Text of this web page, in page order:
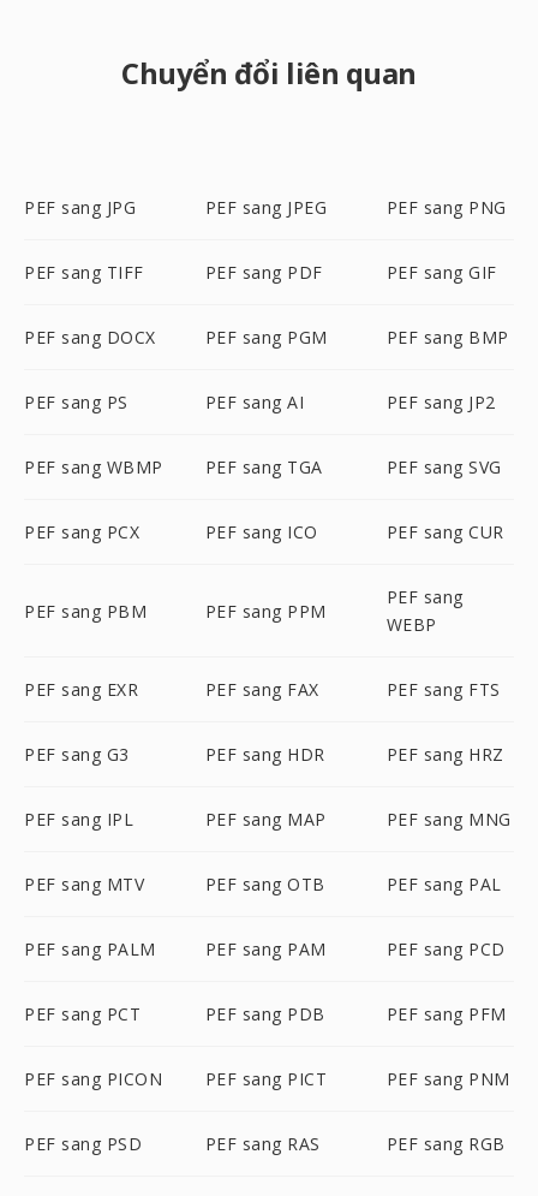
Chuyển đổi liên quan
PEF sang JPG PEF sang JPEG PEF sang PNG
PEF sang TIFF PEF sang PDF PEF sang GIF
PEF sang DOCX PEF sang PGM PEF sang BMP
PEF sang PS PEF sang AI PEF sang JP2
PEF sang WBMP PEF sang TGA PEF sang SVG
PEF sang PCX PEF sang ICO PEF sang CUR
PEF sang PBM PEF sang PPM
PEF sang
WEBP
PEF sang EXR PEF sang FAX PEF sang FTS
PEF sang G3 PEF sang HDR PEF sang HRZ
PEF sang IPL PEF sang MAP PEF sang MNG
PEF sang MTV PEF sang OTB PEF sang PAL
PEF sang PALM PEF sang PAM PEF sang PCD
PEF sang PCT PEF sang PDB PEF sang PFM
PEF sang PICON PEF sang PICT PEF sang PNM
PEF sang PSD PEF sang RAS PEF sang RGB